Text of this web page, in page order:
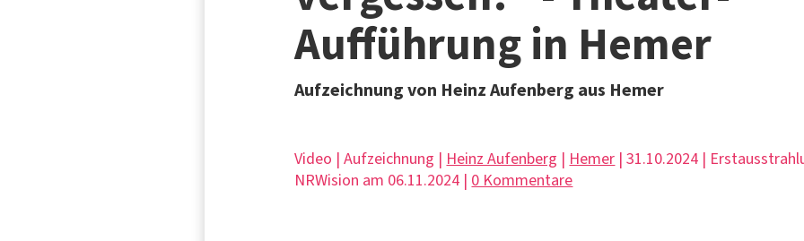
Aufführung in Hemer
Aufzeichnung von Heinz Aufenberg aus Hemer
Video | Aufzeichnung | Heinz Aufenberg | Hemer | 31.10.2024 |
NRWision am 06.11.2024 | 0 Kommentare